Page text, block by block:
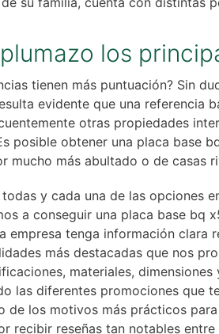
los
tienen más puntuación? Sin
evidente que una referencia
otras propiedades
posible obtener una placa base
mucho más abultado o de casas
y cada una de las opciones
a conseguir una placa base bq
empresa tenga información
más destacadas que nos
materiales,
las diferentes promociones que
de los motivos más prácticos
recibir reseñas tan notables